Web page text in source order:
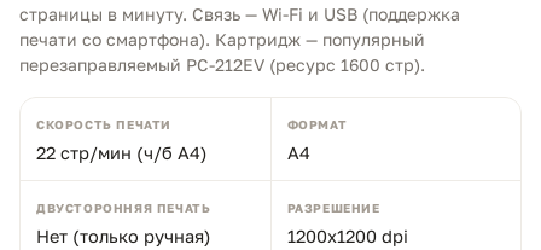
страницы в минуту. Связь — Wi-Fi и USB (поддержка
печати со смартфона). Картридж — популярный
перезаправляемый PC-212EV (ресурс 1600 стр).
СКОРОСТЬ ПЕЧАТИ
22 стр/мин (ч/б А4)
ФОРМАТ
A4
ДВУСТОРОННЯЯ ПЕЧАТЬ
Нет (только ручная)
РАЗРЕШЕНИЕ
1200x1200 dpi